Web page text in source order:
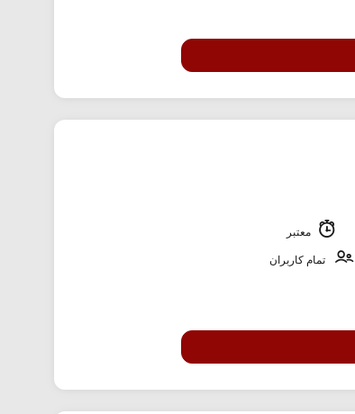
معتبر
تمام کاربران